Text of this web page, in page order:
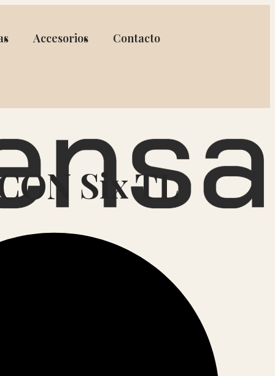
Accesorios Contacto
Six TL